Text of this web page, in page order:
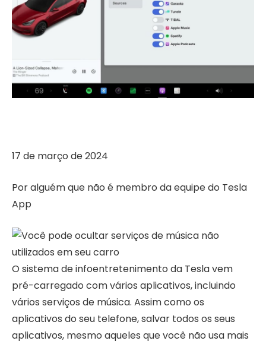
17 de março de 2024
Por alguém que não é membro da equipe do Tesla
App
O sistema de infoentretenimento da Tesla vem
pré-carregado com vários aplicativos, incluindo
vários serviços de música. Assim como os
aplicativos do seu telefone, salvar todos os seus
aplicativos, mesmo aqueles que você não usa mais